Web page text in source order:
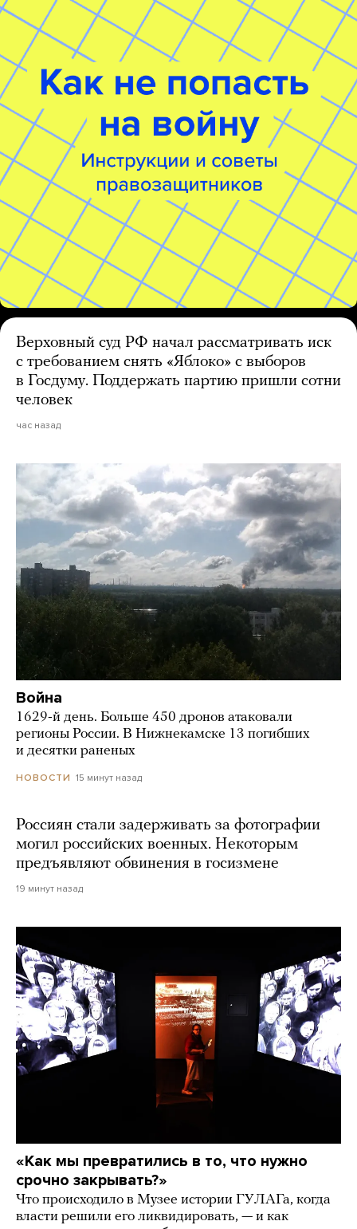
Верховный суд РФ начал рассматривать иск
с требованием снять «Яблоко» с выборов
в Госдуму. Поддержать партию пришли сотни
человек
час назад
Война
1629-й день. Больше 450 дронов атаковали
регионы России. В Нижнекамске 13 погибших
и десятки раненых
НОВОСТИ 15 минут назад
Россиян стали задерживать за фотографии
могил российских военных. Некоторым
предъявляют обвинения в госизмене
19 минут назад
«Как мы превратились в то, что нужно
срочно закрывать?»
Что происходило в Музее истории ГУЛАГа, когда
власти решили его ликвидировать, — и как